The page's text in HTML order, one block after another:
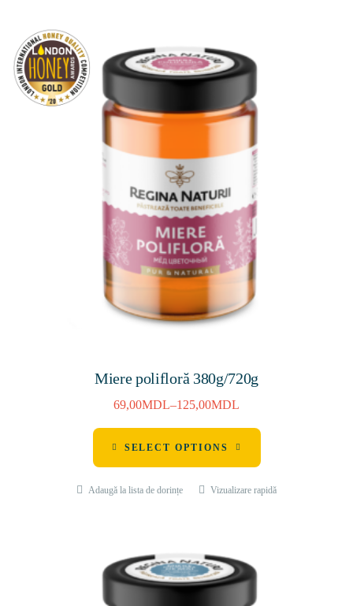
Miere polifloră 380g/720g
69,00MDL–125,00MDL
SELECT OPTIONS
Adaugă la lista de dorințe Vizualizare rapidă